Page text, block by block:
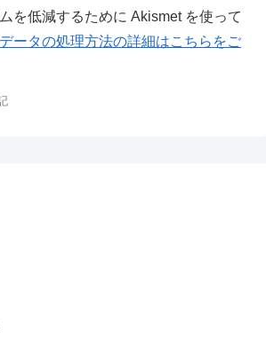
を低減するために Akismet を使って
ータの処理方法の詳細はこちらをご